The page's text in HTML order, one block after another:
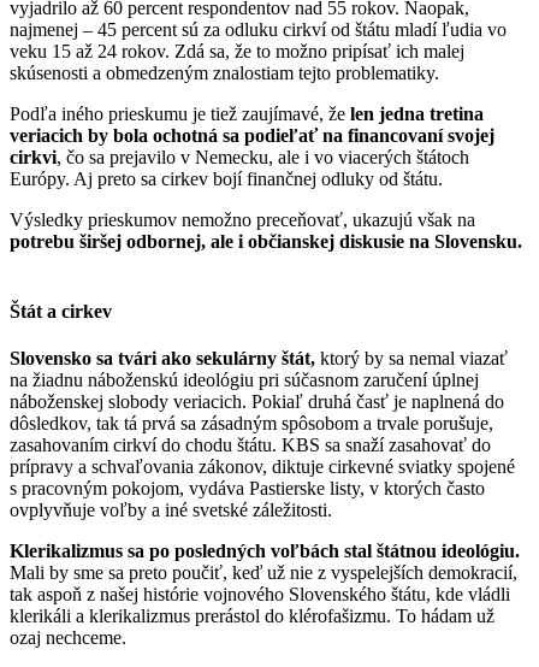
vyjadrilo až 60 percent respondentov nad 55 rokov. Naopak,
najmenej – 45 percent sú za odluku cirkví od štátu mladí ľudia vo
veku 15 až 24 rokov. Zdá sa, že to možno pripísať ich malej
skúsenosti a obmedzeným znalostiam tejto problematiky.
Podľa iného prieskumu je tiež zaujímavé, že len jedna tretina
veriacich by bola ochotná sa podieľať na financovaní svojej
cirkvi, čo sa prejavilo v Nemecku, ale i vo viacerých štátoch
Európy. Aj preto sa cirkev bojí finančnej odluky od štátu.
Výsledky prieskumov nemožno preceňovať, ukazujú však na
potrebu širšej odbornej, ale i občianskej diskusie na Slovensku.
Štát a cirkev
Slovensko sa tvári ako sekulárny štát, ktorý by sa nemal viazať
na žiadnu náboženskú ideológiu pri súčasnom zaručení úplnej
náboženskej slobody veriacich. Pokiaľ druhá časť je naplnená do
dôsledkov, tak tá prvá sa zásadným spôsobom a trvale porušuje,
zasahovaním cirkví do chodu štátu. KBS sa snaží zasahovať do
prípravy a schvaľovania zákonov, diktuje cirkevné sviatky spojené
s pracovným pokojom, vydáva Pastierske listy, v ktorých často
ovplyvňuje voľby a iné svetské záležitosti.
Klerikalizmus sa po posledných voľbách stal štátnou ideológiu.
Mali by sme sa preto poučiť, keď už nie z vyspelejších demokracií,
tak aspoň z našej histórie vojnového Slovenského štátu, kde vládli
klerikáli a klerikalizmus prerástol do klérofašizmu. To hádam už
ozaj nechceme.